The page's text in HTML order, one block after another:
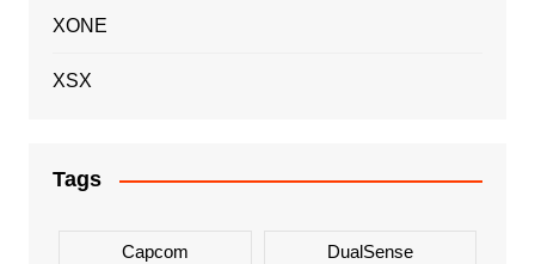
XONE
XSX
Tags
Capcom DualSense